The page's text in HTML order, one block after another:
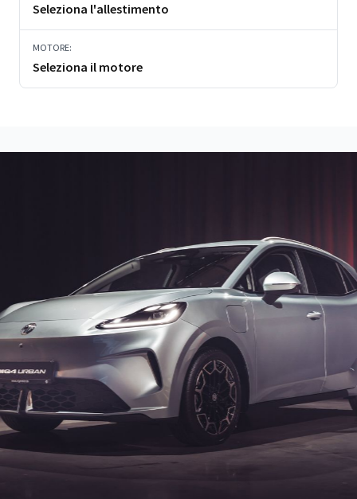
Seleziona l'allestimento
MOTORE:
Seleziona il motore